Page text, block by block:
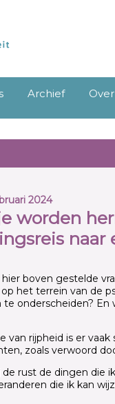
Archief
2024
worden
naar
hier boven gestelde
het terrein van de
te onderscheiden?
van rijpheid is er
zoals verwoord
de rust de dingen die
die ik kan